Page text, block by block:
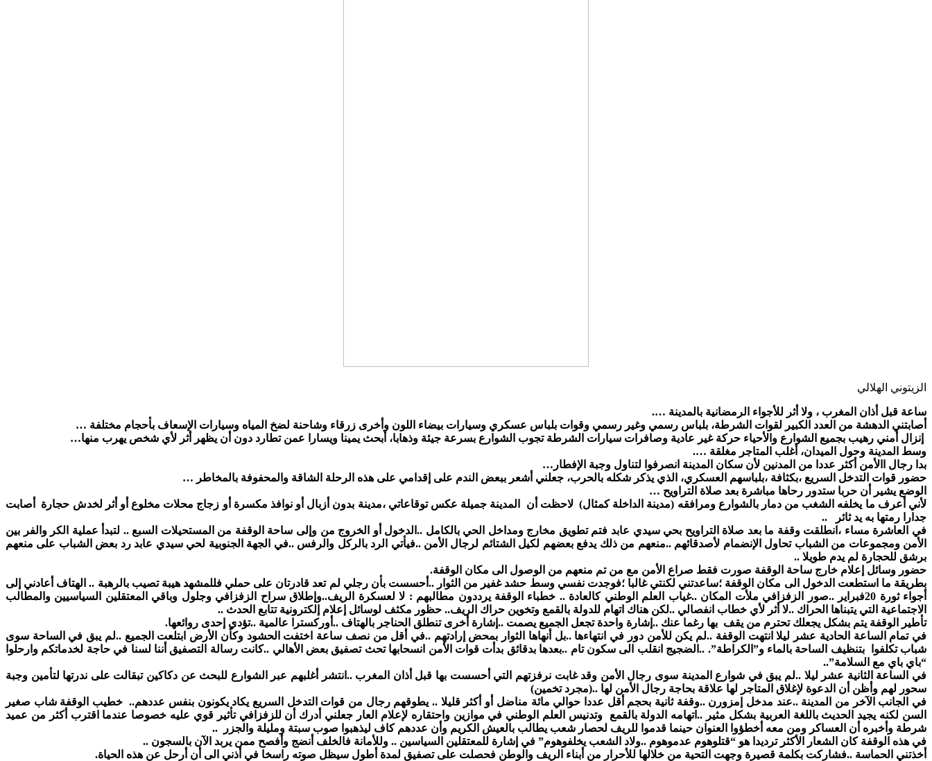
الزيتوني الهلالي
ساعة قبل أذان المغرب ، ولا أثر للأجواء الرمضانية بالمدينة ….
أصابتني الدهشة من العدد الكبير لقوات الشرطة، بلباس رسمي وغير رسمي وقوات بلباس عسكري وسيارات بيضاء اللون وأخرى زرقاء وشاحنة لضخ المياه وسيارات الإسعاف بأحجام مختلفة …
إنزال أمني رهيب بجميع الشوارع والأحياء حركة غير عادية وصافرات سيارات الشرطة تجوب الشوارع بسرعة جيئة وذهابا، أبحث يمينا ويسارا عمن تطارد دون أن يظهر أثر لأي شخص يهرب منها…
وسط المدينة وحول الميدان، أغلب المتاجر مغلقة ….
بدا رجال االأمن أكثر عددا من المدنين لأن سكان المدينة انصرفوا لتناول وجبة الإفطار…
حضور قوات التدخل السريع ،بكثافة ،بلباسهم العسكري، الذي يذكر شكله بالحرب، جعلني أشعر ببعض الندم على إقدامي على هذه الرحلة الشاقة والمحفوفة بالمخاطر …
الوضع يشير أن حربا ستدور رحاها مباشرة بعد صلاة التراويح …
لأني أعرف ما يخلفه الشغب من دمار بالشوارع ومرافقه (مدينة الداخلة كمثال) لاحظت أن المدينة جميلة عكس توقاعاتي ،مدينة بدون أزبال أو نوافذ مكسرة أو زجاج محلات مخلوع أو أثر لخدش حجارة أصابت
جدارا رمتها به يد ثائر ..
في العاشرة مساء ،انطلقت وقفة ما بعد صلاة التراويح بحي سيدي عابد فتم تطويق مخارج ومداخل الحي بالكامل ..الدخول أو الخروج من وإلى ساحة الوقفة من المستحيلات السبع .. لتبدأ عملية الكر والفر بين
الأمن ومجموعات من الشباب تحاول الإنضمام لأصدقائهم ..منعهم من ذلك يدفع بعضهم لكيل الشتائم لرجال الأمن ..فيأتي الرد بالركل والرفس ..في الجهة الجنوبية لحي سيدي عابد رد بعض الشباب على منعهم
برشق للحجارة لم يدم طويلا ..
حضور وسائل إعلام خارج ساحة الوقفة صورت فقط صراع الأمن مع من تم منعهم من الوصول الى مكان الوقفة.
بطريقة ما استطعت الدخول الى مكان الوقفة ؛ساعدتني لكنتي غالبا ؛فوجدت نفسي وسط حشد غفير من الثوار ..أحسست بأن رجلي لم تعد قادرتان على حملي فللمشهد هيبة تصيب بالرهبة .. الهتاف أعادني إلى
أجواء ثورة 20فبراير ..صور الزفزافي ملأت المكان ..غياب العلم الوطني كالعادة .. خطباء الوقفة يرددون مطالبهم : لا لعسكرة الريف..وإطلاق سراح الزفزافي وجلول وباقي المعتقلين السياسيين والمطالب
الاجتماعية التي يتبناها الحراك ..لا أثر لأي خطاب انفصالي ..لكن هناك اتهام للدولة بالقمع وتخوين حراك الريف.. حظور مكثف لوسائل إعلام إلكترونية تتابع الحدث ..
تأطير الوقفة يتم بشكل يجعلك تحترم من يقف بها رغما عنك ..إشارة واحدة تجعل الجميع يصمت ..إشارة أخرى تنطلق الحناجر بالهتاف ..أوركسترا عالمية ..تؤدي إحدى روائعها.
في تمام الساعة الحادية عشر ليلا انتهت الوقفة ..لم يكن للأمن دور في انتهاءها ..بل أنهاها الثوار بمحض إرادتهم ..في أقل من نصف ساعة اختفت الحشود وكأن الأرض ابتلعت الجميع ..لم يبق في الساحة سوى
شباب تكلفوا بتنظيف الساحة بالماء و”الكراطة”. ..الضجيج انقلب الى سكون تام ..بعدها بدقائق بدأت قوات الأمن انسحابها تحث تصفيق بعض الأهالي ..كانت رسالة التصفيق أننا لسنا في حاجة لخدماتكم وارحلوا
“باي باي مع السلامة”..
في الساعة الثانية عشر ليلا ..لم يبق في شوارع المدينة سوى رجال الأمن وقد غابت نرفزتهم التي أحسست بها قبل أذان المغرب ..انتشر أغلبهم عبر الشوارع للبحث عن دكاكين تبقالت على ندرتها لتأمين وجبة
سحور لهم وأظن أن الدعوة لإغلاق المتاجر لها علاقة بحاجة رجال الأمن لها ..(مجرد تخمين)
في الجانب الآخر من المدينة ..عند مدخل إمزورن ..وقفة ثانية بحجم أقل عددا حوالي مائة مناضل أو أكثر قليلا .. يطوقهم رجال من قوات التدخل السريع يكاد يكونون بنفس عددهم.. خطيب الوقفة شاب صغير
السن لكنه يجيد الحديث باللغة العربية بشكل مثير ..اتهامه الدولة بالقمع وتدنيس العلم الوطني في موازين واحتقاره لإعلام العار جعلني أدرك أن للزفزافي تأثير قوي عليه خصوصا عندما اقترب أكثر من عميد
شرطة وأخبره أن العساكر ومن معه أخطؤوا العنوان حينما قدموا للريف لحصار شعب يطالب بالعيش الكريم وأن عددهم كاف ليذهبوا صوب سبتة ومليلة والجزر ..
في هذه الوقفة كان الشعار الأكثر ترديدا هو “قتلوهوم عدموهوم ..ولاد الشعب يخلفوهوم” في إشارة للمعتقلين السياسين .. وللأمانة فالخلف أنضج وأفصح ممن يربد الآن بالسجون ..
أخذتني الحماسة ..فشاركت بكلمة قصيرة وجهت التحية من خلالها للأحرار من أبناء الريف والوطن فحصلت على تصفيق لمدة أطول سيظل صوته راسخا في أذني الى أن أرحل عن هذه الحياة.